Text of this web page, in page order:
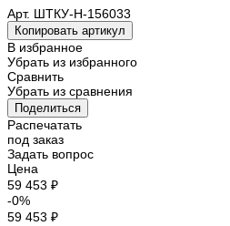
Арт. ШТКУ-Н-156033
Копировать артикул
В избранное
Убрать из избранного
Сравнить
Убрать из сравнения
Поделиться
Распечатать
под заказ
Задать вопрос
Цена
59 453 ₽
-0%
59 453 ₽